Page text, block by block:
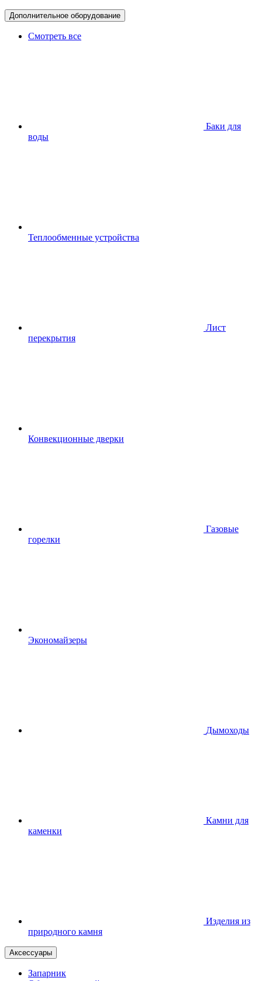
Дополнительное оборудование
Смотреть все
Баки для
воды
Теплообменные устройства
Лист
перекрытия
Конвекционные дверки
Газовые
горелки
Экономайзеры
Дымоходы
Камни для
каменки
Изделия из
природного камня
Аксессуары
Запарник